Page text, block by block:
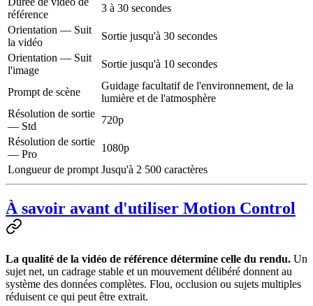
référence
3 à 30 secondes
Orientation — Suit
la vidéo
Sortie jusqu'à 30 secondes
Orientation — Suit
l'image
Sortie jusqu'à 10 secondes
Prompt de scène
Guidage facultatif de l'environnement, de la
lumière et de l'atmosphère
Résolution de sortie
— Std
720p
Résolution de sortie
— Pro
1080p
Longueur de prompt Jusqu'à 2 500 caractères
À savoir avant d'utiliser Motion Control
La qualité de la vidéo de référence détermine celle du rendu. Un
sujet net, un cadrage stable et un mouvement délibéré donnent au
système des données complètes. Flou, occlusion ou sujets multiples
réduisent ce qui peut être extrait.